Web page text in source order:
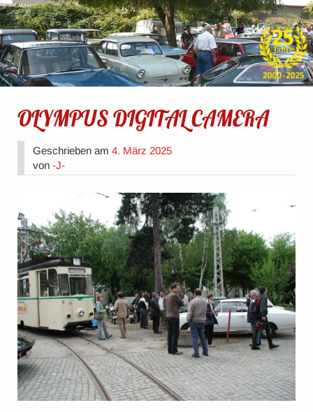
OLYMPUS DIGITAL CAMERA
Geschrieben am4. März 2025
von-J-